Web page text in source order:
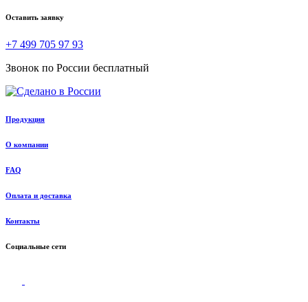
Оставить заявку
+7 499 705 97 93
Звонок по России бесплатный
Продукция
О компании
FAQ
Оплата и доставка
Контакты
Социальные сети